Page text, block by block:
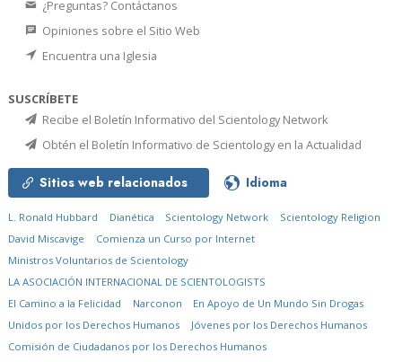
¿Preguntas? Contáctanos
Opiniones sobre el Sitio Web
Encuentra una Iglesia
SUSCRÍBETE
Recibe el Boletín Informativo del Scientology Network
Obtén el Boletín Informativo de Scientology en la Actualidad
Sitios web relacionados Idioma
L. Ronald Hubbard Dianética Scientology Network
Scientology Religion
David Miscavige
Comienza un Curso por Internet
Ministros Voluntarios de Scientology
LA ASOCIACIÓN INTERNACIONAL DE SCIENTOLOGISTS
El Camino a la Felicidad
Narconon
En Apoyo de Un Mundo Sin Drogas
Unidos por los Derechos Humanos
Jóvenes por los Derechos Humanos
Comisión de Ciudadanos por los Derechos Humanos